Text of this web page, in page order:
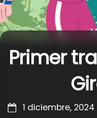
Primer
1 diciembre, 2024